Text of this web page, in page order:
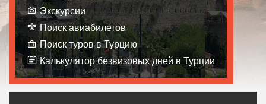
Экскурсии
Поиск авиабилетов
Поиск туров в Турцию
Калькулятор безвизовых дней в Турции